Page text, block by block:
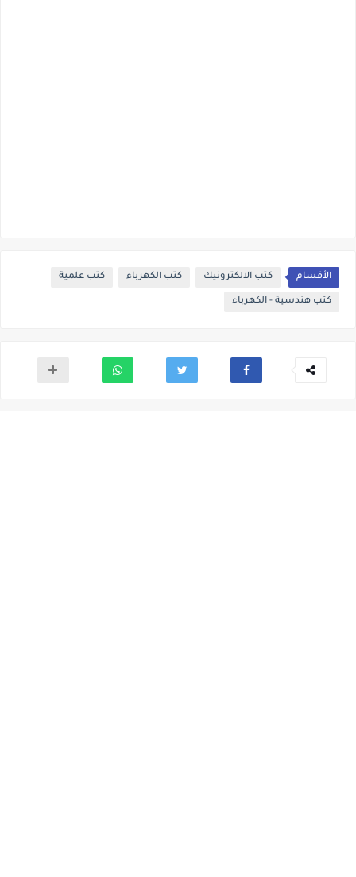
الأقسام كتب الالكترونيك كتب الكهرباء كتب علمية
كتب هندسية - الكهرباء